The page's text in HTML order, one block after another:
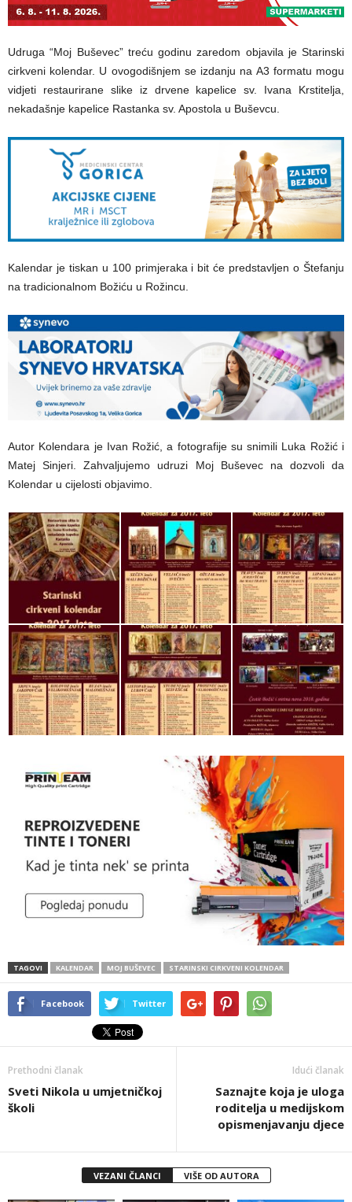
Udruga “Moj Buševec” treću godinu zaredom objavila je Starinski
cirkveni kolendar. U ovogodišnjem se izdanju na A3 formatu mogu
vidjeti restaurirane slike iz drvene kapelice sv. Ivana Krstitelja,
nekadašnje kapelice Rastanka sv. Apostola u Buševcu.
Kalendar je tiskan u 100 primjeraka i bit će predstavljen o Štefanju
na tradicionalnom Božiću u Rožincu.
Autor Kolendara je Ivan Rožić, a fotografije su snimili Luka Rožić i
Matej Sinjeri. Zahvaljujemo udruzi Moj Buševec na dozvoli da
Kolendar u cijelosti objavimo.
TAGOVI KALENDAR MOJ BUŠEVEC STARINSKI CIRKVENI KOLENDAR
Facebook Twitter
Prethodni članak
Sveti Nikola u umjetničkoj
školi
Idući članak
Saznajte koja je uloga
roditelja u medijskom
opismenjavanju djece
VEZANI ČLANCI VIŠE OD AUTORA